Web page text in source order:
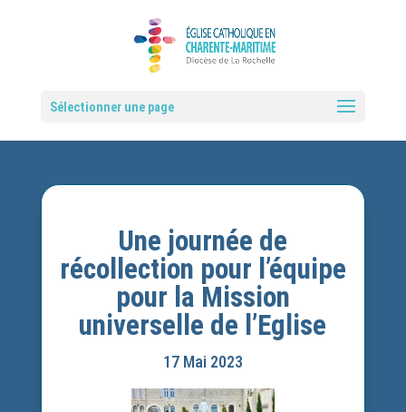
Sélectionner une page
Une journée de
récollection pour l’équipe
pour la Mission
universelle de l’Eglise
17 Mai 2023